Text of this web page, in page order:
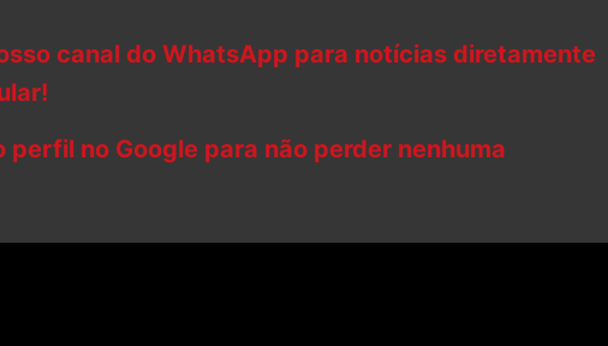
canal do WhatsApp para notícias diretamente
perfil no Google para não perder nenhuma